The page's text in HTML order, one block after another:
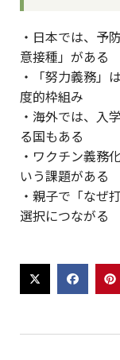
・日本では、予
意接種」がある
・「努力義務」
度的枠組み
・海外では、入
る国もある
・ワクチン義務
いう課題がある
・親子で「なぜ
選択につながる